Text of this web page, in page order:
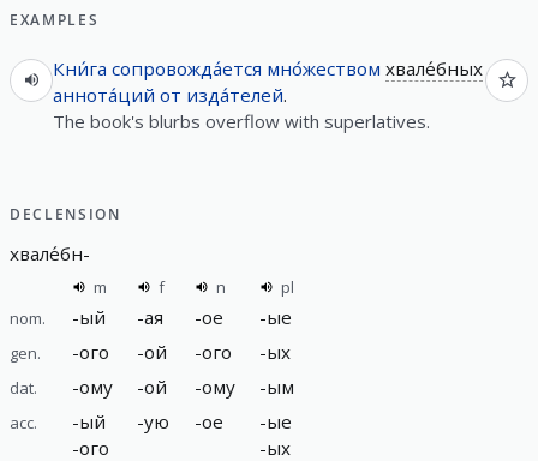
EXAMPLES
Кни́га сопровожда́ется мно́жеством хвале́бных
аннота́ций от изда́телей.
The book's blurbs overflow with superlatives.
DECLENSION
хвале́бн-
m f n
pl
nom.
-ый -ая -ое -ые
gen. -ого -ой -ого -ых
dat. -ому -ой -ому -ым
acc. -ый
-ого
-ую -ое -ые
-ых